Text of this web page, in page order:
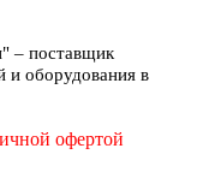
– поставщик
и оборудования в
офертой